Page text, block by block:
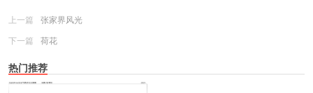
上一篇
张家界风光
下一篇
荷花
热门推荐